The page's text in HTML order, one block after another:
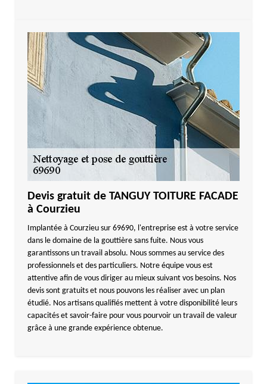
Devis gratuit de TANGUY TOITURE FACADE
à Courzieu
Implantée à Courzieu sur 69690, l'entreprise est à votre service
dans le domaine de la gouttière sans fuite. Nous vous
garantissons un travail absolu. Nous sommes au service des
professionnels et des particuliers. Notre équipe vous est
attentive afin de vous diriger au mieux suivant vos besoins. Nos
devis sont gratuits et nous pouvons les réaliser avec un plan
étudié. Nos artisans qualifiés mettent à votre disponibilité leurs
capacités et savoir-faire pour vous pourvoir un travail de valeur
grâce à une grande expérience obtenue.